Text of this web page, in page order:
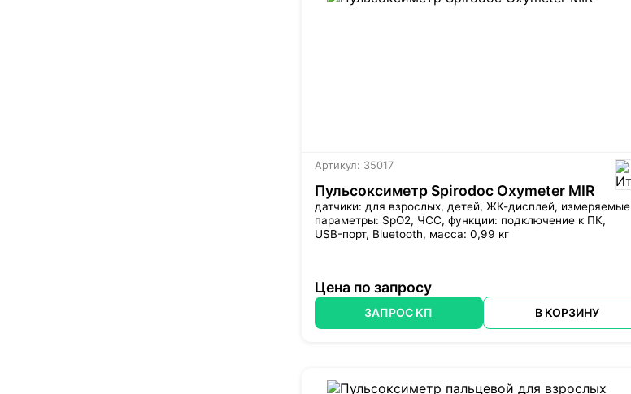
Артикул: 35017
Пульсоксиметр Spirodoc Oxymeter MIR
датчики: для взрослых, детей, ЖК-дисплей, измеряемые
параметры: SpO2, ЧСС, функции: подключение к ПК,
USB-порт, Bluetooth, масса: 0,99 кг
Цена по запросу
ЗАПРОС КП В КОРЗИНУ